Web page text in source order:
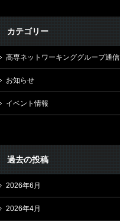
カテゴリー
高専ネットワーキンググループ通信
お知らせ
イベント情報
過去の投稿
2026年6月
2026年4月